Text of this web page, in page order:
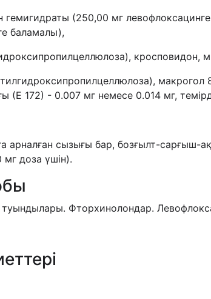
гемигидраты (250,00 мг
баламалы),
(Е 172) - 0.007 мг немесе 0.014 мг,
арналған сызығы бар, бозғылт-сарғыш-
мг доза үшін).
Фторхинолондар.